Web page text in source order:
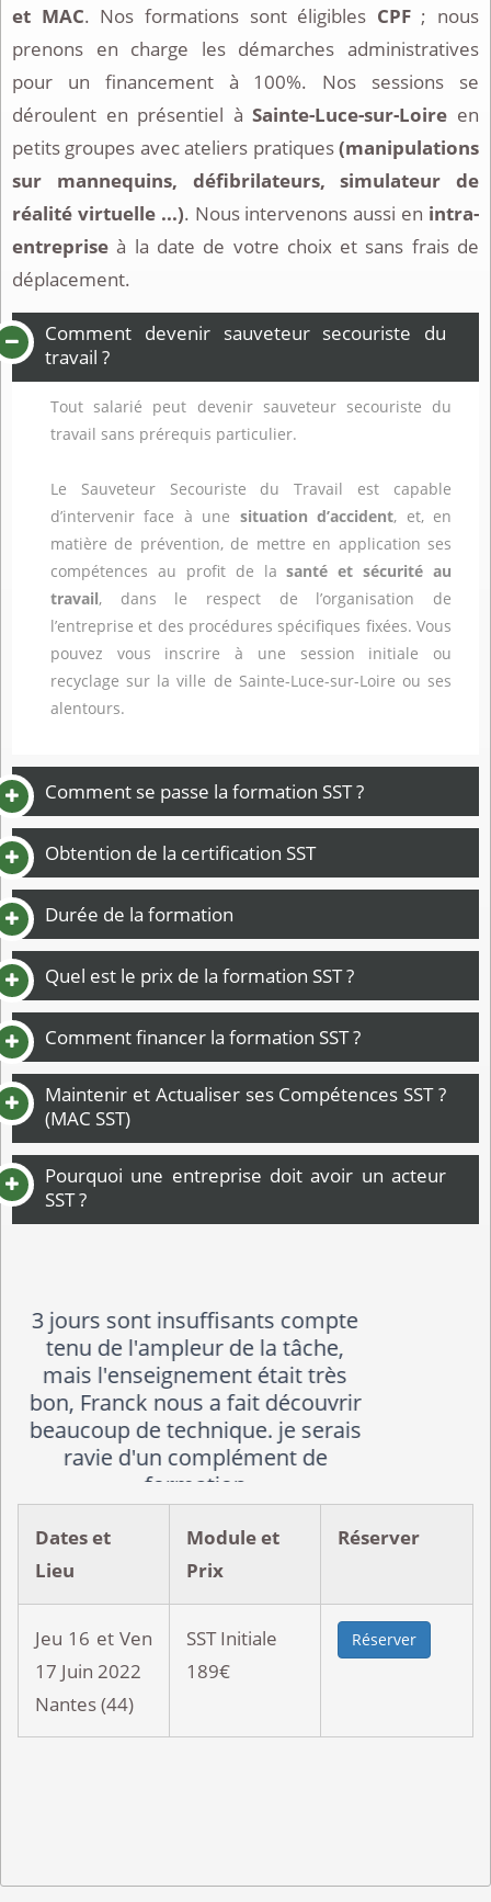
et MAC. Nos formations sont éligibles CPF; nous
prenons en charge les démarches administratives
pour un financement à 100%. Nos sessions se
déroulent en présentiel àSainte-Luce-sur-Loire en
petits groupes avec ateliers pratiques(manipulations
sur mannequins, défibrilateurs, simulateur de
réalité virtuelle ...). Nous intervenons aussi en intra-
entreprise à la date de votre choix et sans frais de
déplacement.
Comment devenir sauveteur secouriste du
travail ?
Tout salarié peut devenir sauveteur secouriste du
travail sans prérequis particulier.
Le Sauveteur Secouriste du Travail est capable
d’intervenir face à une situation d’accident, et, en
matière de prévention, de mettre en application ses
compétences au profit de lasanté et sécurité au
travail, dans le respect de l’organisation de
l’entreprise et des procédures spécifiques fixées. Vous
pouvez vous inscrire à une session initiale ou
recyclage sur la ville de Sainte-Luce-sur-Loire ou ses
alentours.
Comment se passe la formation SST ?
Obtention de la certification SST
Durée de la formation
Quel est le prix de la formation SST ?
Comment financer la formation SST ?
Maintenir et Actualiser ses Compétences SST ?
(MAC SST)
Pourquoi une entreprise doit avoir un acteur
SST ?
Le formateur a pris le temps de
s'adapter au groupe malgré les
différences de niveaux
Dates et
Lieu
Module et
Prix
Réserver
Jeu 16 et Ven
17 Juin 2022
Nantes (44)
SST Initiale
189€
Réserver